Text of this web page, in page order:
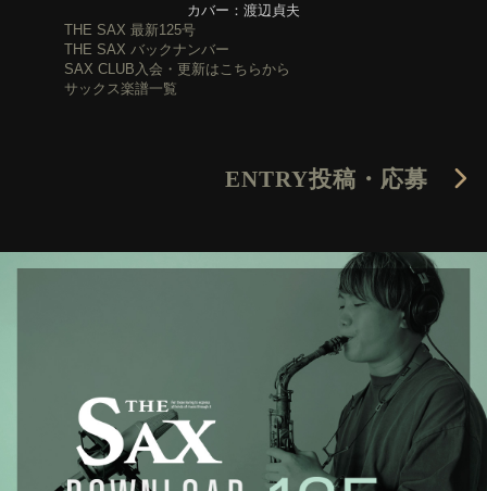
カバー：渡辺貞夫
THE SAX 最新125号
THE SAX バックナンバー
SAX CLUB入会・更新はこちらから
サックス楽譜一覧
ENTRY投稿・応募